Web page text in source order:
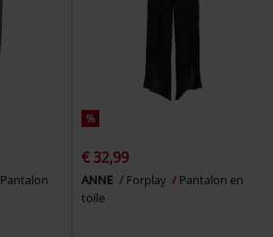
Pantalon
%
€ 32,99
ANNE Forplay
Pantalon en
toile